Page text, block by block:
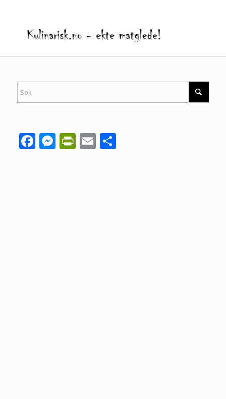
Facebook
Messenger
PrintFriendly
EmailShare